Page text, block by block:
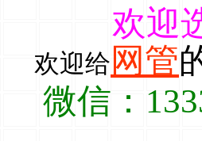
欢迎
欢迎给 网管
微信：